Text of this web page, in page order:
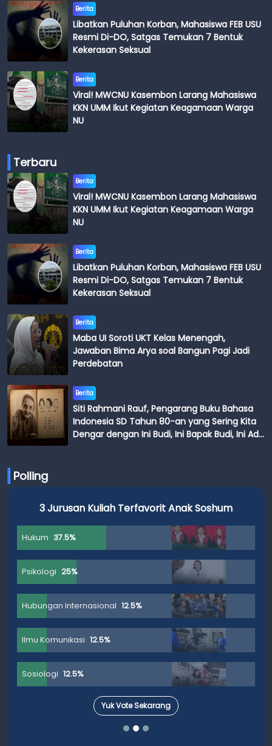
Berita
Libatkan Puluhan Korban, Mahasiswa FEB USU
Resmi Di-DO, Satgas Temukan 7 Bentuk
Kekerasan Seksual
Berita
Viral! MWCNU Kasembon Larang Mahasiswa
KKN UMM Ikut Kegiatan Keagamaan Warga
NU
Terbaru
Berita
Viral! MWCNU Kasembon Larang Mahasiswa
KKN UMM Ikut Kegiatan Keagamaan Warga
NU
Berita
Libatkan Puluhan Korban, Mahasiswa FEB USU
Resmi Di-DO, Satgas Temukan 7 Bentuk
Kekerasan Seksual
Berita
Maba UI Soroti UKT Kelas Menengah,
Jawaban Bima Arya soal Bangun Pagi Jadi
Perdebatan
Berita
Siti Rahmani Rauf, Pengarang Buku Bahasa
Indonesia SD Tahun 80-an yang Sering Kita
Dengar dengan Ini Budi, Ini Bapak Budi, Ini Adik
Polling
3 Jurusan Kuliah Terfavorit Anak Soshum
Hukum 37.5%
Psikologi 25%
Hubungan Internasional 12.5%
Ilmu Komunikasi 12.5%
Sosiologi 12.5%
Yuk Vote Sekarang